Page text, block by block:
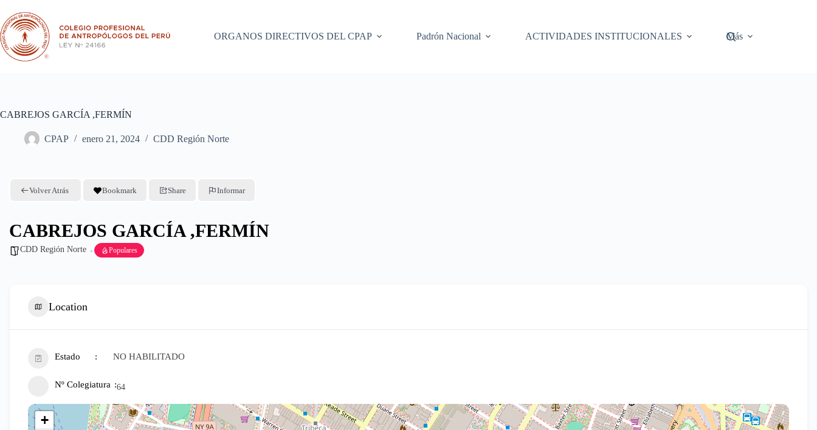
contenido
ORGANOS DIRECTIVOS DEL CPAP
Padrón Nacional ACTIVIDADES INSTITUCIONALES Más
CABREJOS GARCÍA ,FERMÍN
CPAP enero 21, 2024 CDD Región Norte
Volver Atrás Bookmark Share Informar
CABREJOS GARCÍA ,FERMÍN
CDD Región Norte Populares
Location
Estado NO HABILITADO
Nº Colegiatura 64
+